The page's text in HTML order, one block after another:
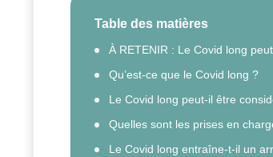
Table des matières
À RETENIR : Le Covid long
Qu’est-ce que le Covid long ?
Le Covid long peut-il être
Quelles sont les prises en
Le Covid long entraîne-t-il un